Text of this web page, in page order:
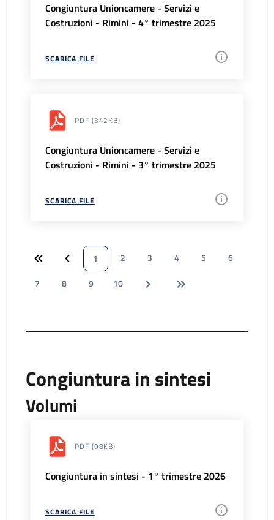
Congiuntura Unioncamere - Servizi e
Costruzioni - Rimini - 4° trimestre 2025
SCARICA FILE
PDF (342KB)
Congiuntura Unioncamere - Servizi e
Costruzioni - Rimini - 3° trimestre 2025
SCARICA FILE
1 2 3 4 5
6
7
8 9 10
Congiuntura in sintesi
Volumi
PDF (98KB)
Congiuntura in sintesi - 1° trimestre 2026
SCARICA FILE